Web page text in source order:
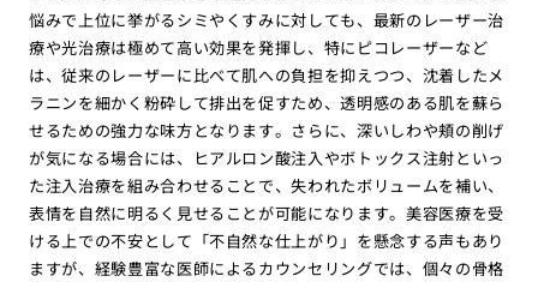
悩みで上位に挙がるシミやくすみに対しても、最新のレーザー治
療や光治療は極めて高い効果を発揮し、特にピコレーザーなど
は、従来のレーザーに比べて肌への負担を抑えつつ、沈着したメ
ラニンを細かく粉砕して排出を促すため、透明感のある肌を蘇ら
せるための強力な味方となります。さらに、深いしわや頬の削げ
が気になる場合には、ヒアルロン酸注入やボトックス注射といっ
た注入治療を組み合わせることで、失われたボリュームを補い、
表情を自然に明るく見せることが可能になります。美容医療を受
ける上での不安として「不自然な仕上がり」を懸念する声もあり
ますが、経験豊富な医師によるカウンセリングでは、個々の骨格